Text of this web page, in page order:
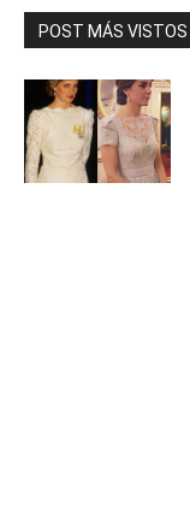
POST MÁS VISTOS